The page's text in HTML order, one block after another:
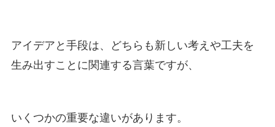
アイデアと手段は、どちらも新しい考えや工夫を
生み出すことに関連する言葉ですが、
いくつかの重要な違いがあります。